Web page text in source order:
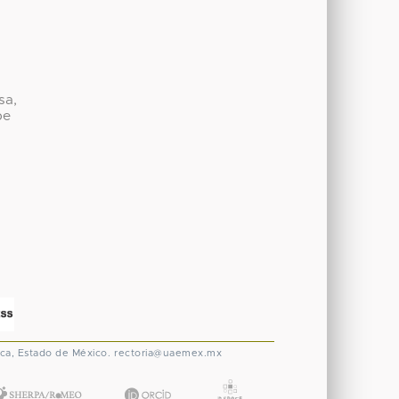
Estado de México. rectoria@uaemex.mx